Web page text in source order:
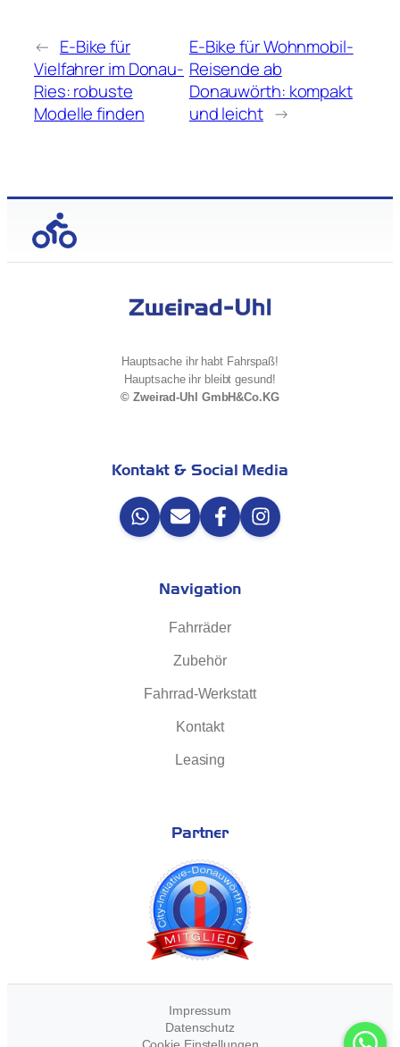
← E-Bike für
Vielfahrer im Donau-
Ries: robuste
Modelle finden
E-Bike für Wohnmobil-
Reisende ab
Donauwörth: kompakt
und leicht →
Hauptsache ihr habt Fahrspaß!
Hauptsache ihr bleibt gesund!
© Zweirad-Uhl GmbH&Co.KG
Kontakt & Social Media
Navigation
Fahrräder
Zubehör
Fahrrad-Werkstatt
Kontakt
Leasing
Partner
Impressum
Datenschutz